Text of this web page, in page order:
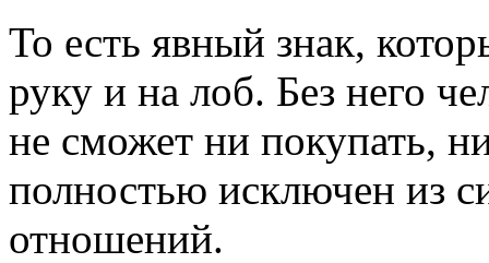
То есть явный знак,
руку и на лоб. Без него
не сможет ни покупать,
полностью исключен из
отношений.